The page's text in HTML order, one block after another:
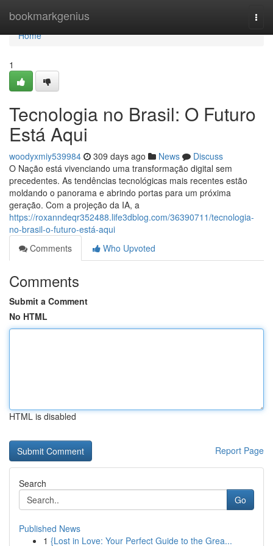
bookmarkgenius
Home
Home
1
Tecnologia no Brasil: O Futuro
Está Aqui
woodyxmiy539984 309 days ago News
Discuss
O Nação está vivenciando uma transformação digital sem
precedentes. As tendências tecnológicas mais recentes estão
moldando o panorama e abrindo portas para um próxima
geração. Com a projeção da IA, a
https://roxanndeqr352488.life3dblog.com/36390711/tecnologia-
no-brasil-o-futuro-está-aqui
Comments
Who Upvoted
Comments
Submit a Comment
No HTML
HTML is disabled
Report Page
Search
Go
Published News
1 {Lost in Love: Your Perfect Guide to the Grea...